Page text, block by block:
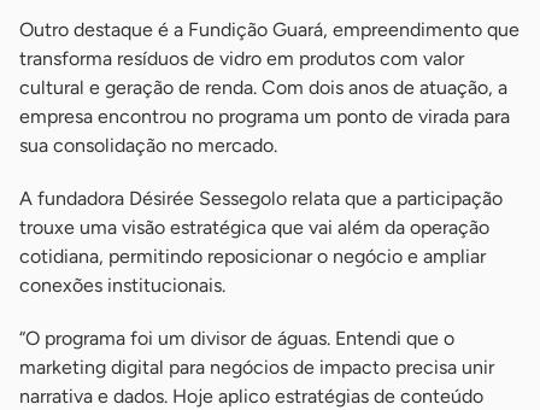
Outro destaque é a Fundição Guará, empreendimento que
transforma resíduos de vidro em produtos com valor
cultural e geração de renda. Com dois anos de atuação, a
empresa encontrou no programa um ponto de virada para
sua consolidação no mercado.
A fundadora Désirée Sessegolo relata que a participação
trouxe uma visão estratégica que vai além da operação
cotidiana, permitindo reposicionar o negócio e ampliar
conexões institucionais.
“O programa foi um divisor de águas. Entendi que o
marketing digital para negócios de impacto precisa unir
narrativa e dados. Hoje aplico estratégias de conteúdo